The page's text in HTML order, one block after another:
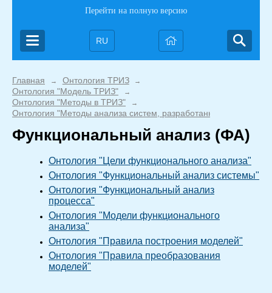
Перейти на полную версию
RU
Главная → Онтология ТРИЗ →
Онтология "Модель ТРИЗ" →
Онтология "Методы в ТРИЗ" →
Онтология "Методы анализа систем, разработанные в ТРИЗ"
Функциональный анализ (ФА)
Онтология "Цели функционального анализа"
Онтология "Функциональный анализ системы"
Онтология "Функциональный анализ
процесса"
Онтология "Модели функционального
анализа"
Онтология "Правила построения моделей"
Онтология "Правила преобразования
моделей"